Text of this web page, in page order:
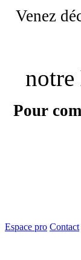
Venez
notre
Pour
Espace pro Contact